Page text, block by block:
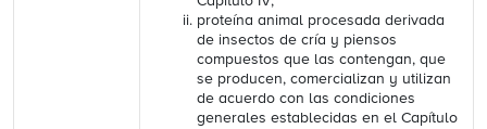
proteína animal procesada derivada
de insectos de cría y piensos
compuestos que las contengan, que
se producen, comercializan y utilizan
de acuerdo con las condiciones
generales establecidas en el Capítulo